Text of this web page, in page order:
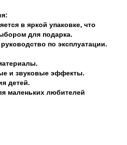
в яркой упаковке, что
для подарка.
по эксплуатации.
и звуковые эффекты.
детей.
маленьких любителей